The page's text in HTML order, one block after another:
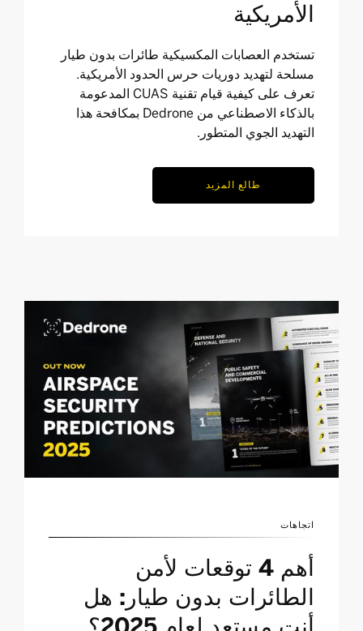
الأمريكية
تستخدم العصابات المكسيكية طائرات بدون طيار
مسلحة لتهديد دوريات حرس الحدود الأمريكية.
تعرف على كيفية قيام تقنية CUAS المدعومة
بالذكاء الاصطناعي من Dedrone بمكافحة هذا
التهديد الجوي المتطور.
طالع المزيد
اتجاهات
أهم 4 توقعات لأمن
الطائرات بدون طيار: هل